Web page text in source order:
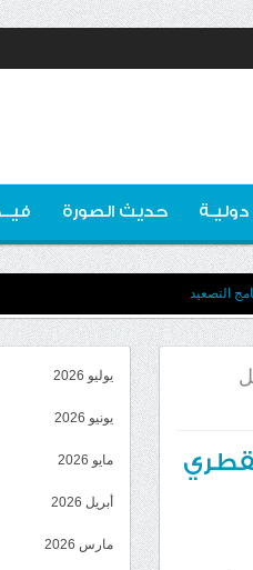
دوليـة حديث الصورة
التصعيد
يوليو 2026
يونيو 2026
مايو 2026
أبريل 2026
مارس 2026